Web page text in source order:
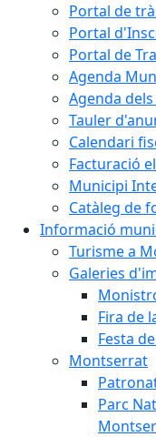
Portal de
Portal
Portal de
Agenda
Agenda
Tauler
Calendari
Facturació
Municipi
Catàleg de
Informació
Turisme a
Galeries
Fira de
Festa
Montserrat
Parc